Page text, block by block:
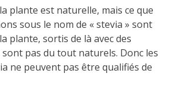
plante est naturelle, mais ce que
sous le nom de « stevia » sont
plante, sortis de là avec des
pas du tout naturels. Donc les
ne peuvent pas être qualifiés de